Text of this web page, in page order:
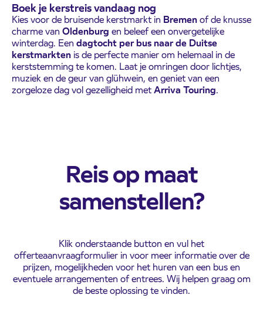
Boek je kerstreis vandaag nog
Kies voor de bruisende kerstmarkt in Bremenof de knusse
charme van Oldenburg en beleef een onvergetelijke
winterdag. Een dagtocht per bus naar de Duitse
kerstmarkten is de perfecte manier om helemaal in de
kerststemming te komen. Laat je omringen door lichtjes,
muziek en de geur van glühwein, en geniet van een
zorgeloze dag vol gezelligheid metArriva Touring.
Reis op maat
samenstellen?
Klik onderstaande button en vul het
offerteaanvraagformulier in voor meer informatie over de
prijzen, mogelijkheden voor het huren van een bus en
eventuele arrangementen of entrees. Wij helpen graag om
de beste oplossing te vinden.